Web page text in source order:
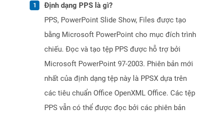
Định dạng PPS là gì?
PPS, PowerPoint Slide Show, Files được tạo
bằng Microsoft PowerPoint cho mục đích trình
chiếu. Đọc và tạo tệp PPS được hỗ trợ bởi
Microsoft PowerPoint 97-2003. Phiên bản mới
nhất của định dạng tệp này là PPSX dựa trên
các tiêu chuẩn Office OpenXML Office. Các tệp
PPS vẫn có thể được đọc bởi các phiên bản